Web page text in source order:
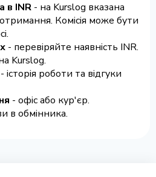
в INR - на Kurslog вказана
Комісія може бути
- перевіряйте наявність INR.
Kurslog.
- історія роботи та відгуки
- офіс або кур'єр.
в обмінника.